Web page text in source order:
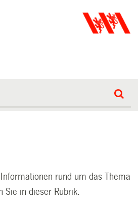
rund um das Thema
Sie in dieser Rubrik.